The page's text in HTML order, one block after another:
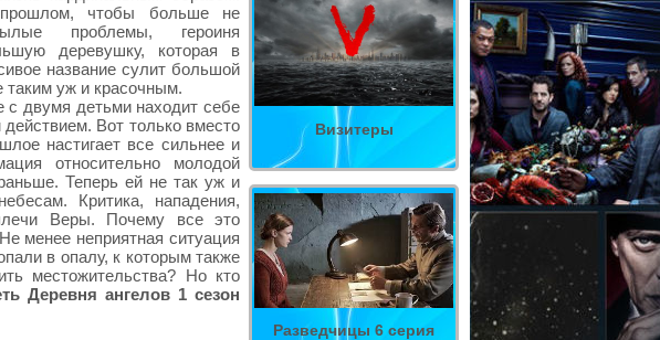
Визитеры
Разведчицы 6 серия
чтобы больше не
проблемы, героиня
деревушку, которая в
название сулит большой
таким уж и красочным.
с двумя детьми находит себе
Вот только вместо
настигает все сильнее и
относительно молодой
Теперь ей не так уж и
Критика, нападения,
Веры. Почему все это
менее неприятная ситуация
в опалу, к которым также
местожительства? Но кто
Деревня ангелов 1 сезон